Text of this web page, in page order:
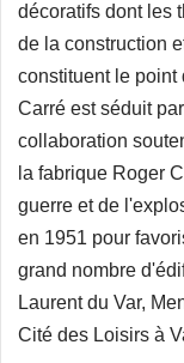
décoratifs dont les
de la construction
constituent le point
Carré est séduit
collaboration
la fabrique Roger
guerre et de
en 1951 pour
grand nombre
Laurent du Var,
Cité des Loisirs à